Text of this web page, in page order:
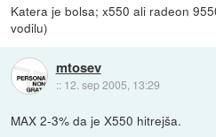
Katera je bolsa; x550 ali radeon
vodilu)
mtosev
:: 12. sep 2005, 13:29
MAX 2-3% da je X550 hitrejša.